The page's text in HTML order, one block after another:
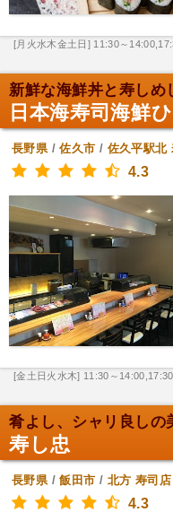
[月火水木金土日] 11:30～
新鮮な海鮮丼と寿しめ
日本海寿司海鮮
長野県/佐久市 / 佐久平駅北
4.3
[金土日火水木] 11:30～
肴よし、シャリ良しの
寿し忠
長野県/飯田市 / 北方 寿司店
4.3